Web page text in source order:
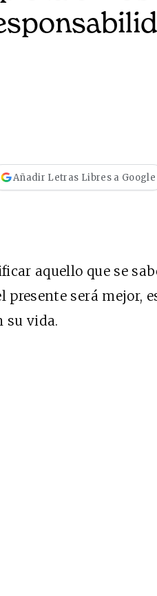
Añadir Letras Libres a Google
aquello que se
presente será mejor,
su vida.